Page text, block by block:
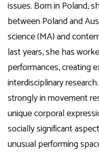
issues. Born in Poland,
between Poland and
science (MA) and
last years, she has
performances, creating
interdisciplinary
strongly in movement
unique corporal
socially significant
unusual performing